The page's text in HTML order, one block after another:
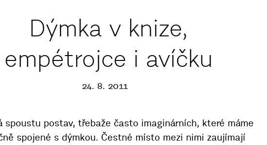
Dýmka v knize,
empétrojce i avíčku
24. 8. 2011
spoustu postav, třebaže často imaginárních, které máme
spojené s dýmkou. Čestné místo mezi nimi zaujímají